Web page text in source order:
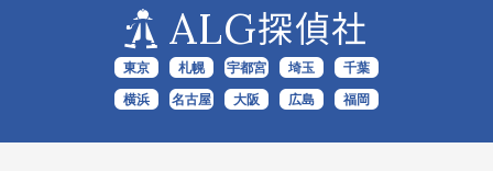
ALG探偵社
東京 札幌 宇都宮 埼玉 千葉
横浜 名古屋 大阪 広島 福岡